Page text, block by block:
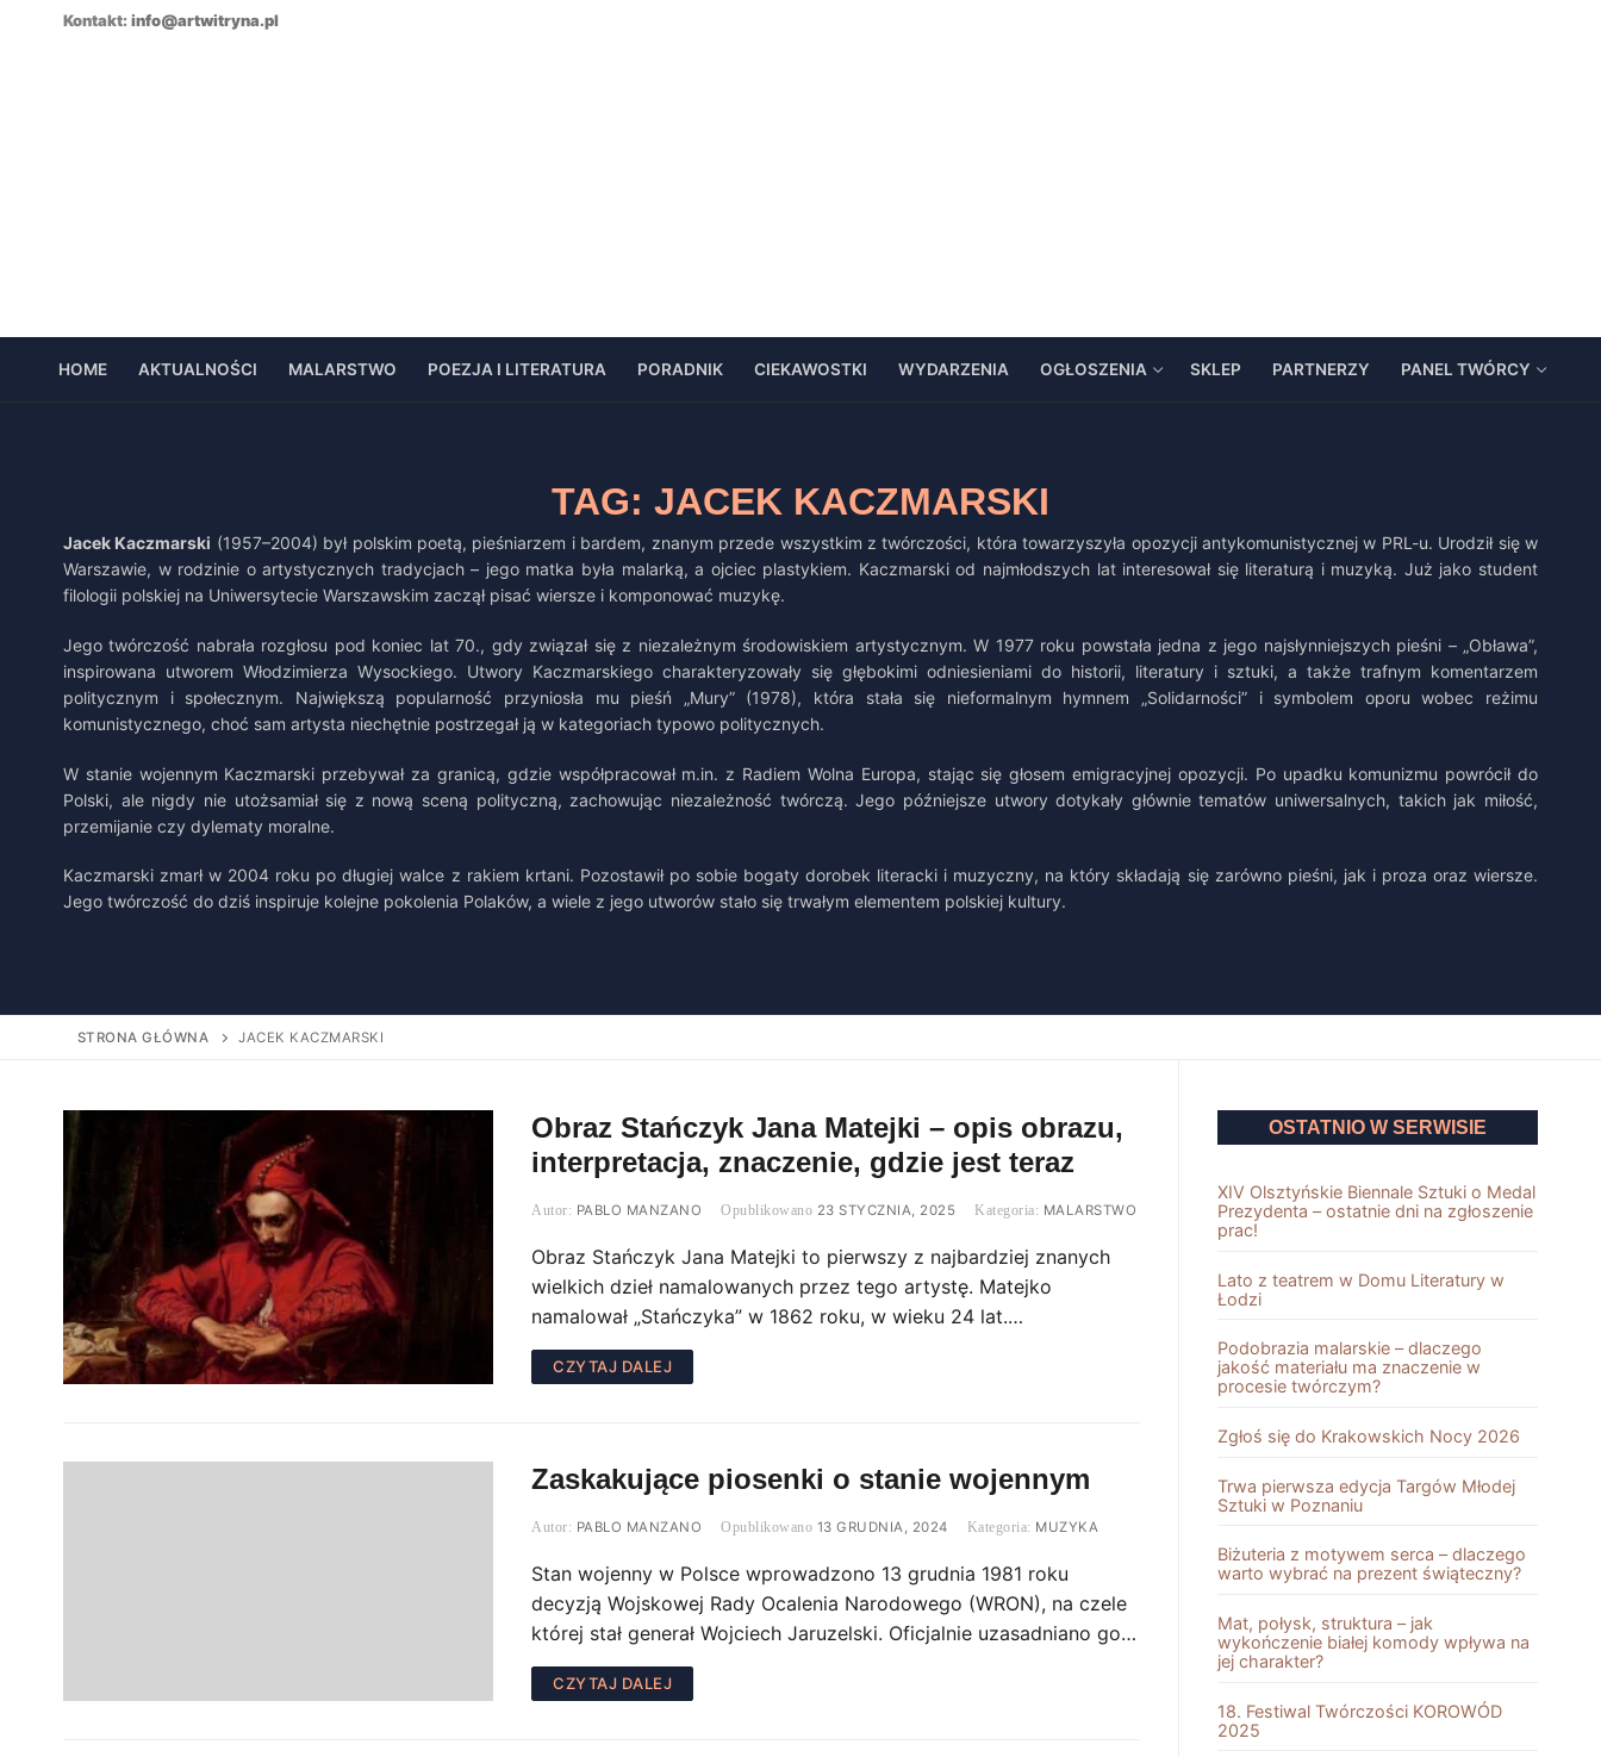
Kontakt: info@artwitryna.pl
HOME AKTUALNOŚCI MALARSTWO POEZJA I LITERATURA PORADNIK CIEKAWOSTKI WYDARZENIA OGŁOSZENIA SKLEP PARTNERZY PANEL TWÓRCY
TAG: JACEK KACZMARSKI
Jacek Kaczmarski (1957–2004) był polskim poetą, pieśniarzem i bardem, znanym przede wszystkim z twórczości, która towarzyszyła opozycji antykomunistycznej w PRL-u. Urodził się w
Warszawie, w rodzinie o artystycznych tradycjach – jego matka była malarką, a ojciec plastykiem. Kaczmarski od najmłodszych lat interesował się literaturą i muzyką. Już jako student
filologii polskiej na Uniwersytecie Warszawskim zaczął pisać wiersze i komponować muzykę.
Jego twórczość nabrała rozgłosu pod koniec lat 70., gdy związał się z niezależnym środowiskiem artystycznym. W 1977 roku powstała jedna z jego najsłynniejszych pieśni – „Obława”,
inspirowana utworem Włodzimierza Wysockiego. Utwory Kaczmarskiego charakteryzowały się głębokimi odniesieniami do historii, literatury i sztuki, a także trafnym komentarzem
politycznym i społecznym. Największą popularność przyniosła mu pieśń „Mury” (1978), która stała się nieformalnym hymnem „Solidarności” i symbolem oporu wobec reżimu
komunistycznego, choć sam artysta niechętnie postrzegał ją w kategoriach typowo politycznych.
W stanie wojennym Kaczmarski przebywał za granicą, gdzie współpracował m.in. z Radiem Wolna Europa, stając się głosem emigracyjnej opozycji. Po upadku komunizmu powrócił do
Polski, ale nigdy nie utożsamiał się z nową sceną polityczną, zachowując niezależność twórczą. Jego późniejsze utwory dotykały głównie tematów uniwersalnych, takich jak miłość,
przemijanie czy dylematy moralne.
Kaczmarski zmarł w 2004 roku po długiej walce z rakiem krtani. Pozostawił po sobie bogaty dorobek literacki i muzyczny, na który składają się zarówno pieśni, jak i proza oraz wiersze.
Jego twórczość do dziś inspiruje kolejne pokolenia Polaków, a wiele z jego utworów stało się trwałym elementem polskiej kultury.
STRONA GŁÓWNA JACEK KACZMARSKI
Obraz Stańczyk Jana Matejki – opis obrazu,
interpretacja, znaczenie, gdzie jest teraz
PABLO MANZANO 23 STYCZNIA, 2025 MALARSTWO
Obraz Stańczyk Jana Matejki to pierwszy z najbardziej znanych
wielkich dzieł namalowanych przez tego artystę. Matejko
namalował „Stańczyka” w 1862 roku, w wieku 24 lat.…
CZYTAJ DALEJ
Zaskakujące piosenki o stanie wojennym
PABLO MANZANO 13 GRUDNIA, 2024 MUZYKA
Stan wojenny w Polsce wprowadzono 13 grudnia 1981 roku
decyzją Wojskowej Rady Ocalenia Narodowego (WRON), na czele
której stał generał Wojciech Jaruzelski. Oficjalnie uzasadniano go…
CZYTAJ DALEJ
OSTATNIO W SERWISIE
XIV Olsztyńskie Biennale Sztuki o Medal
Prezydenta – ostatnie dni na zgłoszenie
prac!
Lato z teatrem w Domu Literatury w
Łodzi
Podobrazia malarskie – dlaczego
jakość materiału ma znaczenie w
procesie twórczym?
Zgłoś się do Krakowskich Nocy 2026
Trwa pierwsza edycja Targów Młodej
Sztuki w Poznaniu
Biżuteria z motywem serca – dlaczego
warto wybrać na prezent świąteczny?
Mat, połysk, struktura – jak
wykończenie białej komody wpływa na
jej charakter?
18. Festiwal Twórczości KOROWÓD
2025